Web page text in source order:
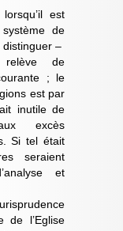
est
de
–
de
; le
est par
inutile de
excès
Si tel était
seraient
et
de l’Eglise